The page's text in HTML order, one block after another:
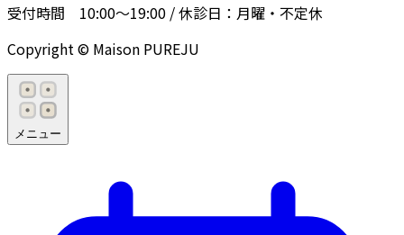
受付時間 10:00〜19:00 / 休診日： 月曜・不定休
Copyright © Maison PUREJU
メニュー